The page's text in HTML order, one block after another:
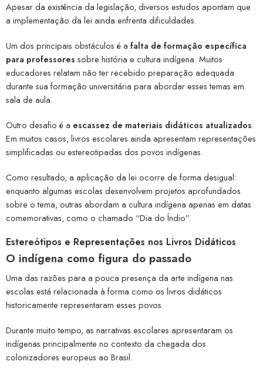
Apesar da existência da legislação, diversos estudos apontam que
a implementação da lei ainda enfrenta dificuldades.
Um dos principais obstáculos é a falta de formação específica
para professores sobre história e cultura indígena. Muitos
educadores relatam não ter recebido preparação adequada
durante sua formação universitária para abordar esses temas em
sala de aula.
Outro desafio é a escassez de materiais didáticos atualizados.
Em muitos casos, livros escolares ainda apresentam representações
simplificadas ou estereotipadas dos povos indígenas.
Como resultado, a aplicação da lei ocorre de forma desigual:
enquanto algumas escolas desenvolvem projetos aprofundados
sobre o tema, outras abordam a cultura indígena apenas em datas
comemorativas, como o chamado “Dia do Índio”.
Estereótipos e Representações nos Livros Didáticos
O indígena como figura do passado
Uma das razões para a pouca presença da arte indígena nas
escolas está relacionada à forma como os livros didáticos
historicamente representaram esses povos.
Durante muito tempo, as narrativas escolares apresentaram os
indígenas principalmente no contexto da chegada dos
colonizadores europeus ao Brasil.